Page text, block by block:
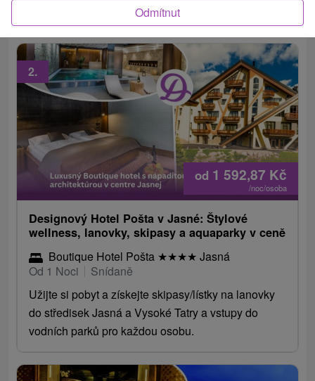
vodních parků pro každou osobu (počet...
od 1 592,87 Kč
/noc/osoba
2.
Designový Hotel Pošta v Jasné: Štylové
wellness, lanovky, skipasy a aquaparky v ceně
Boutique Hotel Pošta ★★★★ Jasná
Od 1 Noci
Snídaně
Užijte si pobyt a získejte skipasy/lístky na lanovky
do středisek Jasná a Vysoké Tatry a vstupy do
vodních parků pro každou osobu.
Odmítnut